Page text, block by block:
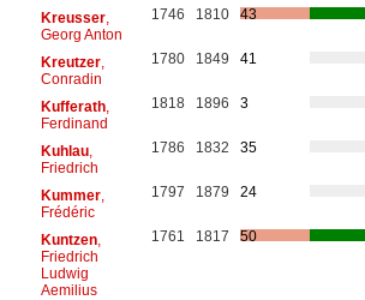
Kreusser,
Georg Anton
1746 1810 43
Kreutzer,
Conradin
1780 1849 41
Kufferath,
Ferdinand
1818 1896 3
Kuhlau,
Friedrich
1786 1832 35
Kummer,
Frédéric
1797 1879 24
Kuntzen,
Friedrich
Ludwig
Aemilius
1761 1817 50